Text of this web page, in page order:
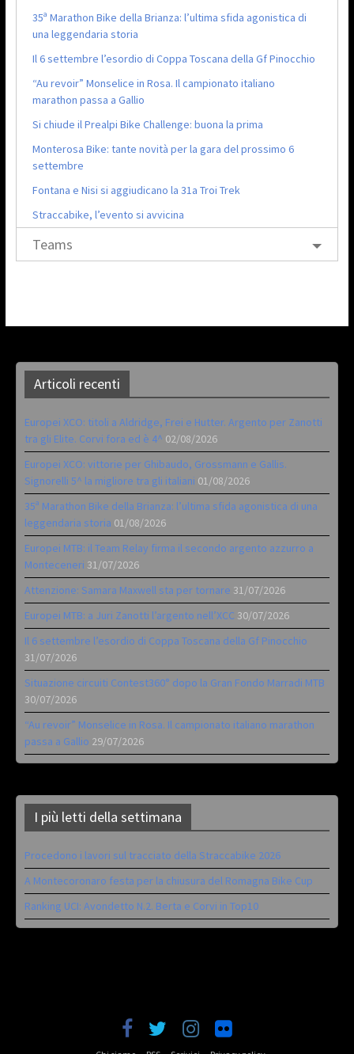
35ª Marathon Bike della Brianza: l’ultima sfida agonistica di
una leggendaria storia
Il 6 settembre l’esordio di Coppa Toscana della Gf Pinocchio
“Au revoir” Monselice in Rosa. Il campionato italiano
marathon passa a Gallio
Si chiude il Prealpi Bike Challenge: buona la prima
Monterosa Bike: tante novità per la gara del prossimo 6
settembre
Fontana e Nisi si aggiudicano la 31a Troi Trek
Straccabike, l’evento si avvicina
Teams
Articoli recenti
Europei XCO: titoli a Aldridge, Frei e Hutter. Argento per Zanotti
tra gli Elite. Corvi fora ed è 4^ 02/08/2026
Europei XCO: vittorie per Ghibaudo, Grossmann e Gallis.
Signorelli 5^ la migliore tra gli italiani 01/08/2026
35ª Marathon Bike della Brianza: l’ultima sfida agonistica di una
leggendaria storia 01/08/2026
Europei MTB: il Team Relay firma il secondo argento azzurro a
Monteceneri 31/07/2026
Attenzione: Samara Maxwell sta per tornare 31/07/2026
Europei MTB: a Juri Zanotti l’argento nell’XCC 30/07/2026
Il 6 settembre l’esordio di Coppa Toscana della Gf Pinocchio
31/07/2026
Situazione circuiti Contest360° dopo la Gran Fondo Marradi MTB
30/07/2026
“Au revoir” Monselice in Rosa. Il campionato italiano marathon
passa a Gallio 29/07/2026
I più letti della settimana
Procedono i lavori sul tracciato della Straccabike 2026
A Montecoronaro festa per la chiusura del Romagna Bike Cup
Ranking UCI: Avondetto N.2. Berta e Corvi in Top10